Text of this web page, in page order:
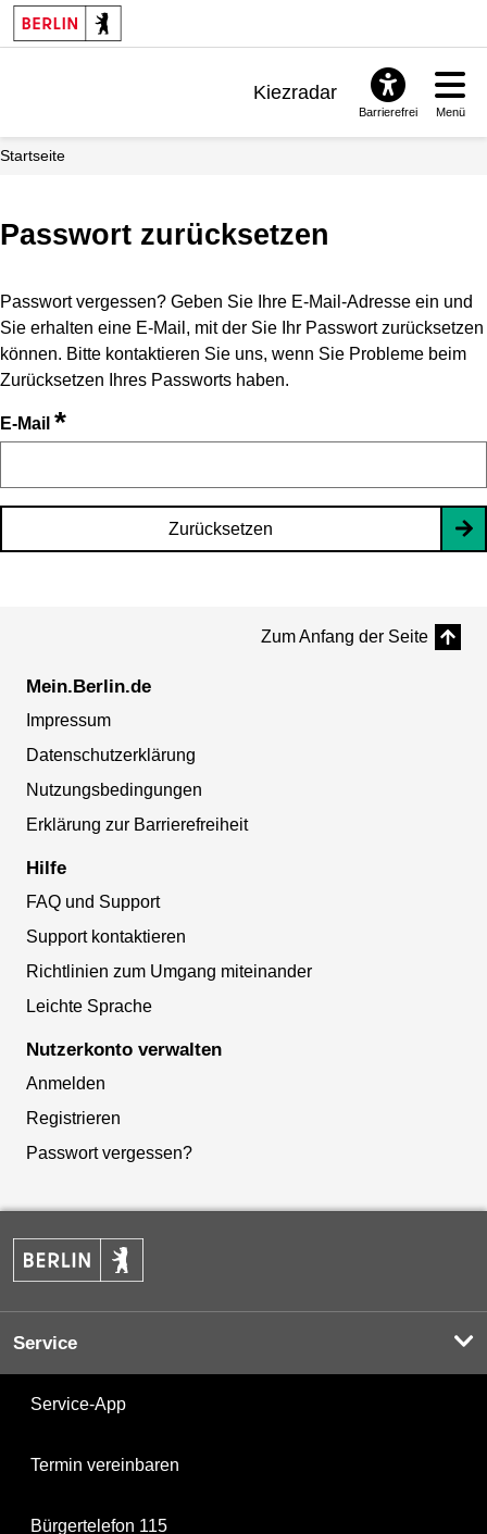
Kiezradar
Barrierefrei Menü
Startseite
Passwort zurücksetzen
Passwort vergessen? Geben Sie Ihre E-Mail-Adresse ein und
Sie erhalten eine E-Mail, mit der Sie Ihr Passwort zurücksetzen
können. Bitte kontaktieren Sie uns, wenn Sie Probleme beim
Zurücksetzen Ihres Passworts haben.
E-Mail *
Zurücksetzen
Zum Anfang der Seite
Mein.Berlin.de
Impressum
Datenschutzerklärung
Nutzungsbedingungen
Erklärung zur Barrierefreiheit
Hilfe
FAQ und Support
Support kontaktieren
Richtlinien zum Umgang miteinander
Leichte Sprache
Nutzerkonto verwalten
Anmelden
Registrieren
Passwort vergessen?
Service
Service-App
Termin vereinbaren
Bürgertelefon 115